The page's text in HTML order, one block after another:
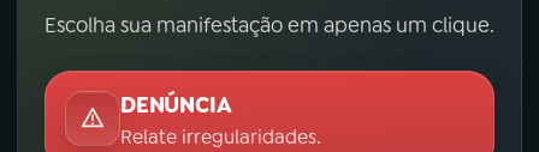
Escolha sua manifestação em apenas um clique.
DENÚNCIA
Relate irregularidades.